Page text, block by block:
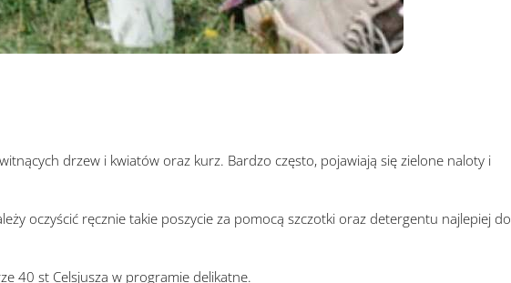
drzew i kwiatów oraz kurz. Bardzo często, pojawiają się zielone naloty i
oczyścić ręcznie takie poszycie za pomocą szczotki oraz detergentu najlepiej do
40 st Celsjusza w programie delikatne.